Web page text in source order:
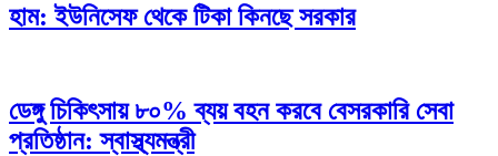
হাম: ইউনিসেফ থেকে টিকা কিনছে সরকার
ডেঙ্গু চিকিৎসায় ৮০% ব্যয় বহন করবে বেসরকারি সেবা
প্রতিষ্ঠান: স্বাস্থ্যমন্ত্রী